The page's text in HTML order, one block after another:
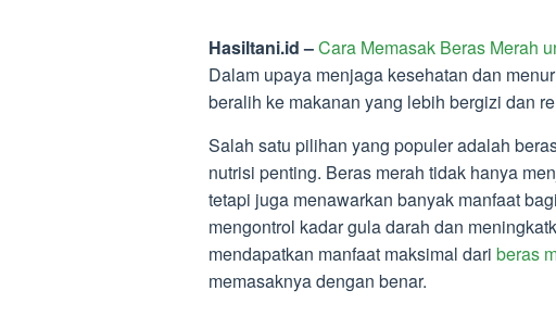
Hasiltani.id –Cara Memasak Beras Merah
Dalam upaya menjaga kesehatan dan
beralih ke makanan yang lebih bergizi dan
Salah satu pilihan yang populer adalah
nutrisi penting. Beras merah tidak hanya
tetapi juga menawarkan banyak manfaat
mengontrol kadar gula darah dan
mendapatkan manfaat maksimal dari beras
memasaknya dengan benar.